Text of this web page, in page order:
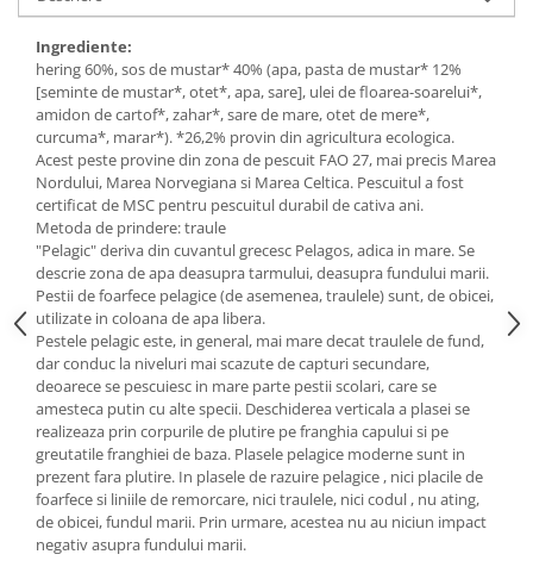
Traditionale romanesti
Tradiționale japoneze
Tofu
Seminte si boabe pentru germinat
Congelate
Promotii alimente
Extracte si esente
Somn linistit
Uleiuri esentiale si de baza
Ingrediente:
hering 60%, sos de mustar* 40% (apa, pasta de mustar* 12%
[seminte de mustar*, otet*, apa, sare], ulei de floarea-soarelui*,
amidon de cartof*, zahar*, sare de mare, otet de mere*,
curcuma*, marar*). *26,2% provin din agricultura ecologica.
Acest peste provine din zona de pescuit FAO 27, mai precis Marea
Nordului, Marea Norvegiana si Marea Celtica. Pescuitul a fost
certificat de MSC pentru pescuitul durabil de cativa ani.
Metoda de prindere: traule
"Pelagic" deriva din cuvantul grecesc Pelagos, adica in mare. Se
descrie zona de apa deasupra tarmului, deasupra fundului marii.
Pestii de foarfece pelagice (de asemenea, traulele) sunt, de obicei,
utilizate in coloana de apa libera.
Pestele pelagic este, in general, mai mare decat traulele de fund,
dar conduc la niveluri mai scazute de capturi secundare,
deoarece se pescuiesc in mare parte pestii scolari, care se
amesteca putin cu alte specii. Deschiderea verticala a plasei se
realizeaza prin corpurile de plutire pe franghia capului si pe
greutatile franghiei de baza. Plasele pelagice moderne sunt in
prezent fara plutire. In plasele de razuire pelagice , nici placile de
foarfece si liniile de remorcare, nici traulele, nici codul , nu ating,
de obicei, fundul marii. Prin urmare, acestea nu au niciun impact
negativ asupra fundului marii.